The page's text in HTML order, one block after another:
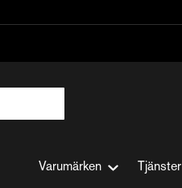
Varumärken Tjänster